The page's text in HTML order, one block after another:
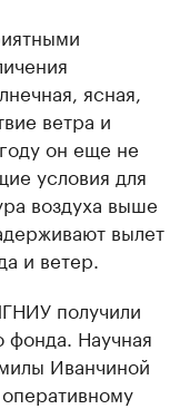
ясная,
ветра и
он еще не
условия для
воздуха выше
вылет
и ветер.
получили
фонда. Научная
Иванчиной